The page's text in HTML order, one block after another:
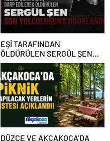
EŞİ TARAFINDAN
ÖLDÜRÜLEN SERGÜL ŞEN
SON YOLCULUĞUNA
UĞURLANDI
DÜZCE VE AKÇAKOCA’DA